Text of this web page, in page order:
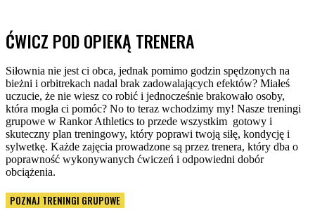
ĆWICZ POD OPIEKĄ TRENERA
Siłownia nie jest ci obca, jednak pomimo godzin spędzonych na
bieżni i orbitrekach nadal brak zadowalających efektów? Miałeś
uczucie, że nie wiesz co robić i jednocześnie brakowało osoby,
która mogła ci pomóc? No to teraz wchodzimy my! Nasze treningi
grupowe w Rankor Athletics to przede wszystkim gotowy i
skuteczny plan treningowy, który poprawi twoją siłę, kondycję i
sylwetkę. Każde zajęcia prowadzone są przez trenera, który dba o
poprawność wykonywanych ćwiczeń i odpowiedni dobór
obciążenia.
POZNAJ TRENINGI GRUPOWE